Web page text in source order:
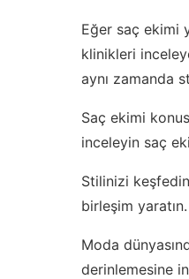
Eğer saç ekimi
klinikleri
aynı zamanda
Saç ekimi
inceleyin saç
Stilinizi
birleşim yaratın.
Moda
derinlemesine